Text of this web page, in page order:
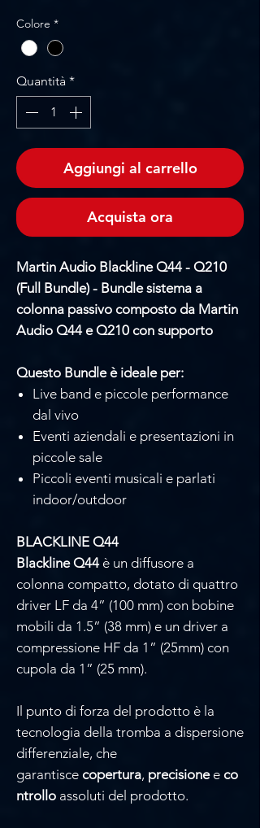
Colore *
Quantità *
Aggiungi al carrello
Acquista ora
Martin Audio Blackline Q44 - Q210
(Full Bundle) - Bundle sistema a
colonna passivo composto da Martin
Audio Q44 e Q210 con supporto
Questo Bundle è ideale per:
Live band e piccole performance
dal vivo
Eventi aziendali e presentazioni in
piccole sale
Piccoli eventi musicali e parlati
indoor/outdoor
BLACKLINE Q44
Blackline Q44è un diffusore a
colonna compatto, dotato di quattro
driver LF da 4” (100 mm) con bobine
mobili da 1.5” (38 mm) e un driver a
compressione HF da 1” (25mm) con
cupola da 1” (25 mm).
Il punto di forza del prodotto è la
tecnologia della tromba a dispersione
differenziale, che
garantisce copertura, precisionee co
ntrollo assoluti del prodotto.